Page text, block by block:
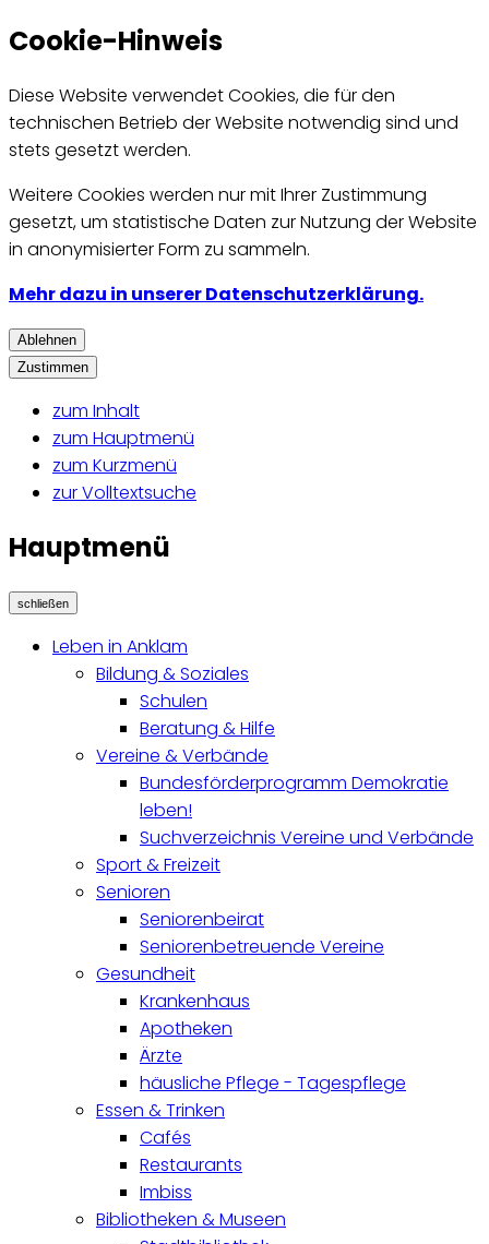
Cookie-Hinweis
Diese Website verwendet Cookies, die für den
technischen Betrieb der Website notwendig sind und
stets gesetzt werden.
Weitere Cookies werden nur mit Ihrer Zustimmung
gesetzt, um statistische Daten zur Nutzung der Website
in anonymisierter Form zu sammeln.
Mehr dazu in unserer Datenschutzerklärung.
Ablehnen
Zustimmen
zum Inhalt
zum Hauptmenü
zum Kurzmenü
zur Volltextsuche
Hauptmenü
schließen
Leben in Anklam
Bildung & Soziales
Schulen
Beratung & Hilfe
Vereine & Verbände
Bundesförderprogramm Demokratie
leben!
Suchverzeichnis Vereine und Verbände
Sport & Freizeit
Senioren
Seniorenbeirat
Seniorenbetreuende Vereine
Gesundheit
Krankenhaus
Apotheken
Ärzte
häusliche Pflege - Tagespflege
Essen & Trinken
Cafés
Restaurants
Imbiss
Bibliotheken & Museen